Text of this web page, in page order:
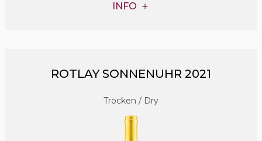
INFO
ROTLAY SONNENUHR 2021
Trocken / Dry